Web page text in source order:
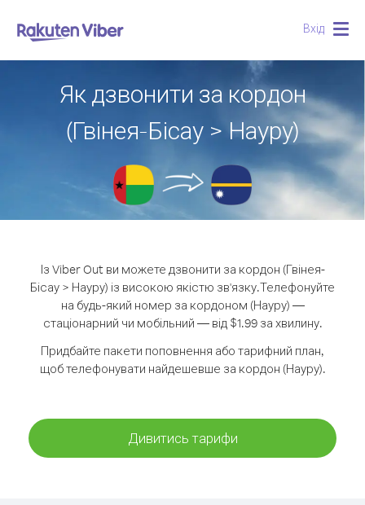
Вхід
Як дзвонити за кордон
(Гвінея-Бісау > Науру)
Із Viber Out ви можете дзвонити за кордон (Гвінея-
Бісау > Науру) із високою якістю зв'язку.Телефонуйте
на будь-який номер за кордоном (Науру) —
стаціонарний чи мобільний — від $1.99 за хвилину.
Придбайте пакети поповнення або тарифний план,
щоб телефонувати найдешевше за кордон (Науру).
Дивитись тарифи